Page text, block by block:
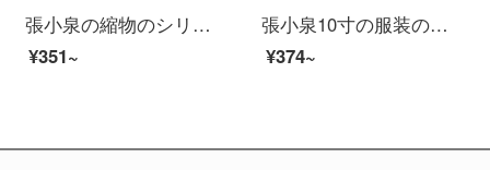
張小泉の縮物のシリーズのステンレスは多く台所のはさみJ 202020202000を使います。
¥351~
張小泉10寸の服装の裁断布のはさみの工業は高いマンガンの鋼の鍛造を切ってはさみのCC-10を裁断します。
¥374~